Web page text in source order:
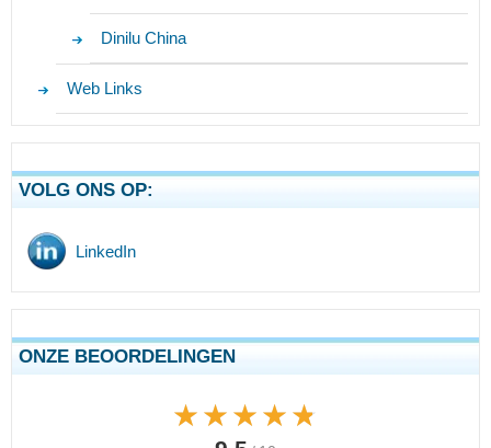
Dinilu China
Web Links
VOLG ONS OP:
LinkedIn
ONZE BEOORDELINGEN
★★★★★
★★★★★